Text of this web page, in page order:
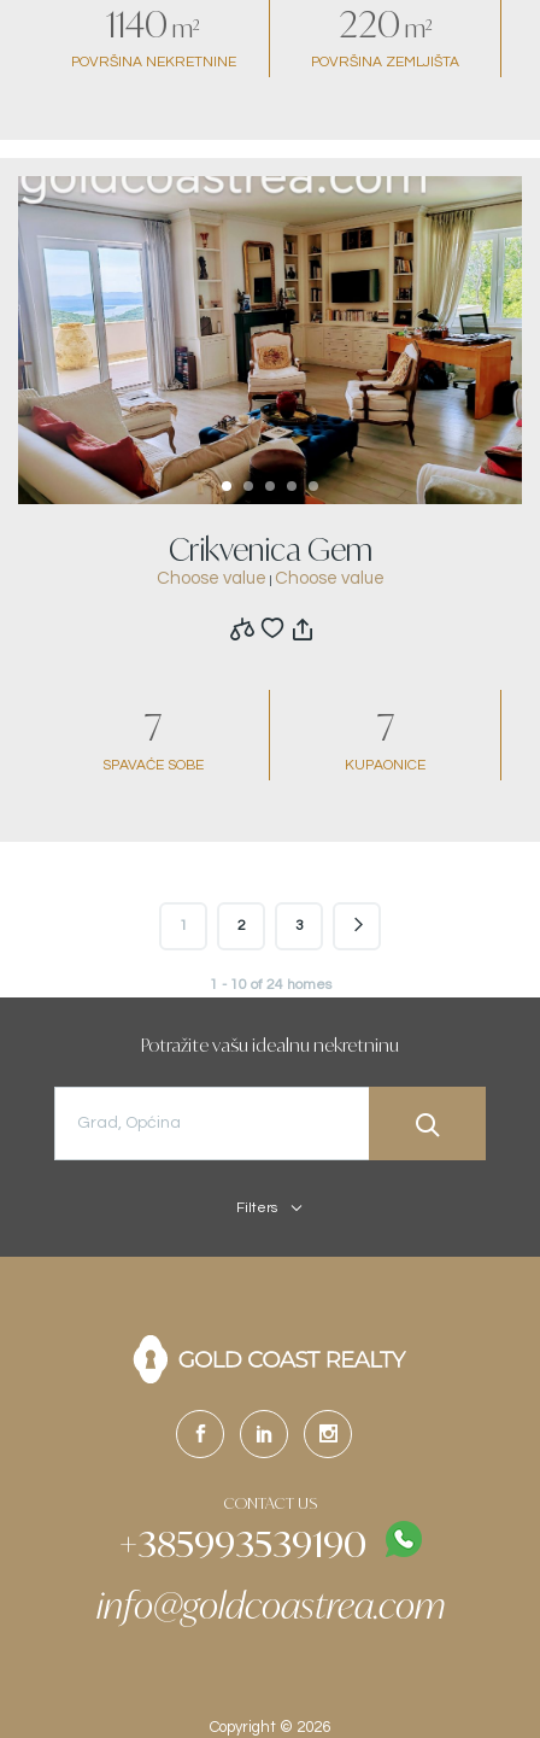
1140 m²
POVRŠINA NEKRETNINE
220 m²
POVRŠINA ZEMLJIŠTA
Crikvenica Gem
Choose value Choose value
7
SPAVAĆE SOBE
7
KUPAONICE
1 2 3
1 - 10 of 24 homes
Potražite vašu idealnu nekretninu
Filters
CONTACT US
+385993539190
info@goldcoastrea.com
Copyright © 2026